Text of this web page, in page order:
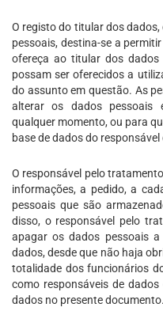
O registo do titular dos
pessoais, destina-se a
ofereça ao titular dos dados
possam ser oferecidos a
do assunto em questão. As
alterar os dados pessoais
qualquer momento, ou para
base de dados do responsável
O responsável pelo
informações, a pedido, a
pessoais que são
disso, o responsável pelo
apagar os dados pessoais
dados, desde que não haja
totalidade dos funcionários
como responsáveis de
dados no presente documento.